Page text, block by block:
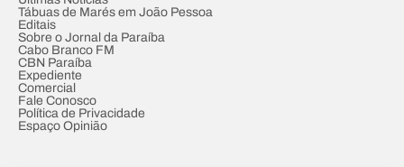
Tábuas de Marés em João Pessoa
Editais
Sobre o Jornal da Paraíba
Cabo Branco FM
CBN Paraíba
Expediente
Comercial
Fale Conosco
Política de Privacidade
Espaço Opinião